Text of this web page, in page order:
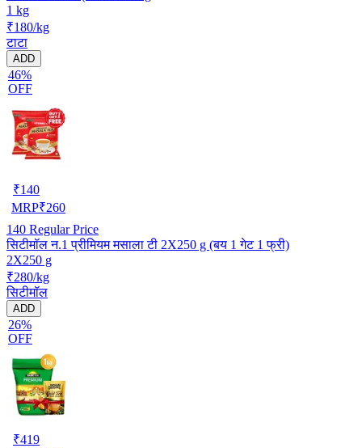
1 kg
₹180/kg
टाटा
ADD
46%
OFF
₹140
MRP₹260
140 Regular Price
सिटीमॉल न.1 प्रीमियम मसाला टी 2X250 g (बय 1 गेट 1 फ्री)
2X250 g
₹280/kg
सिटीमॉल
ADD
26%
OFF
₹419